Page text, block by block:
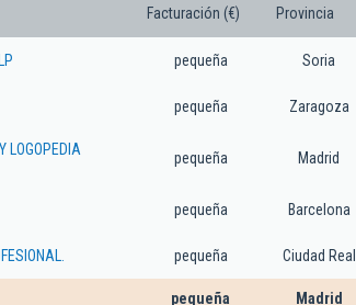
Facturación (€) Provincia
pequeña Soria
pequeña Zaragoza
LOGOPEDIA
pequeña Madrid
pequeña Barcelona
pequeña Ciudad Real
pequeña Madrid